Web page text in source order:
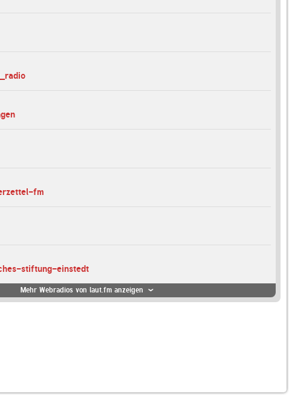
fm
stiftung-einstedt
Mehr Webradios von laut.fm anzeigen